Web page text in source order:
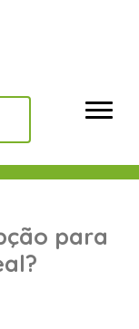
para